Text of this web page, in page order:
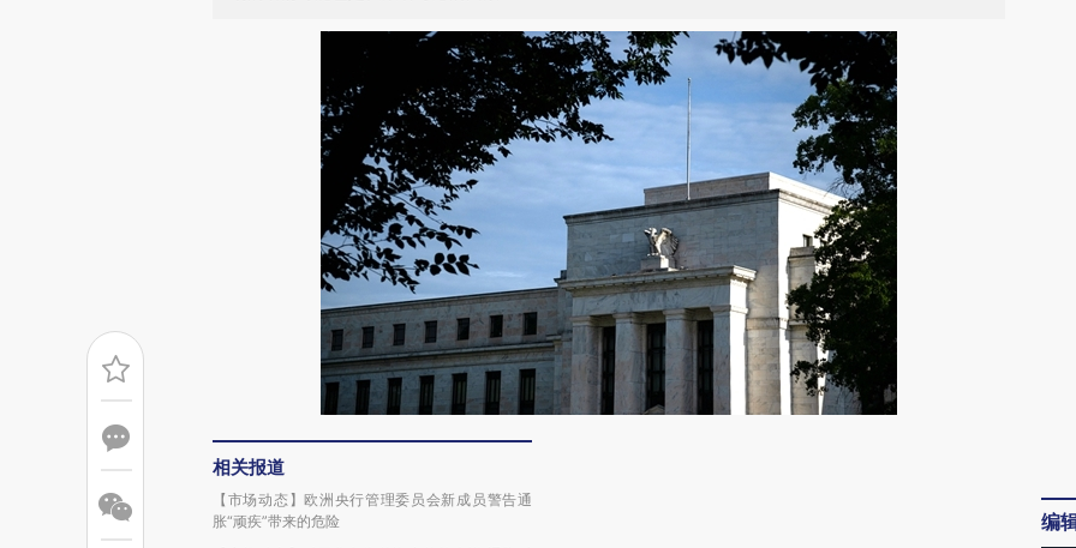
相关报道
【市场动态】欧洲央行管理委员会新成员警告通
胀“顽疾”带来的危险
编